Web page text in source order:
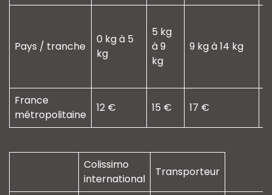
Pays / tranche
0 kg à 5
kg
5 kg
à 9
kg
9 kg à 14 kg
France
métropolitaine
12 € 15 € 17 €
Colissimo
international
Transporteur